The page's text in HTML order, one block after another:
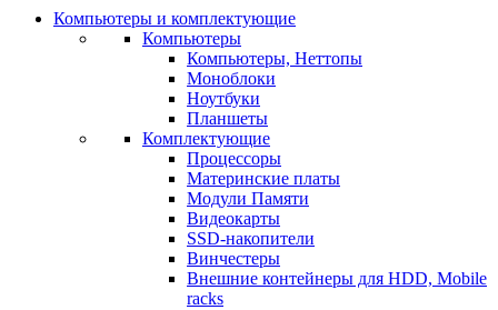
Компьютеры и комплектующие
Компьютеры
Компьютеры, Неттопы
Моноблоки
Ноутбуки
Планшеты
Комплектующие
Процессоры
Материнские платы
Модули Памяти
Видеокарты
SSD-накопители
Винчестеры
Внешние контейнеры для HDD, Mobile
racks